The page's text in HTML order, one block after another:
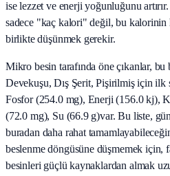
ise lezzet ve enerji yoğunluğunu
sadece "kaç kalori" değil, bu
birlikte düşünmek gerekir.
Mikro besin tarafında öne çıkanlar,
Devekuşu, Dış Şerit, Pişirilmişiçin ilk
Fosfor (254.0 mg), Enerji (156.0 kj),
(72.0 mg), Su (66.9 g)var. Bu liste,
buradan daha rahat
beslenme döngüsüne düşmemek için,
besinleri güçlü kaynaklardan almak